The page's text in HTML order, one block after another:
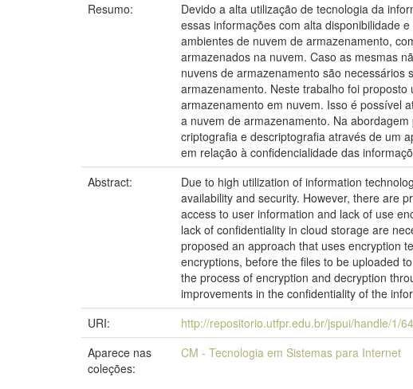
Resumo:
Devido a alta utilização de tecnologia da
essas informações com alta disponibilidade
ambientes de nuvem de armazenamento,
armazenados na nuvem. Caso as mesmas
nuvens de armazenamento são
armazenamento. Neste trabalho foi
armazenamento em nuvem. Isso é possível
a nuvem de armazenamento. Na
criptografia e descriptografia através de um
em relação à confidencialidade das
Abstract:
Due to high utilization of information
availability and security. However, there are
access to user information and lack of use
lack of confidentiality in cloud storage are
proposed an approach that uses encryption
encryptions, before the files to be uploaded
the process of encryption and decryption
improvements in the confidentiality of the
URI:
http://repositorio.utfpr.edu.br/jspui/handle/1/
Aparece nas
coleções:
CM - Tecnologia em Sistemas para Internet